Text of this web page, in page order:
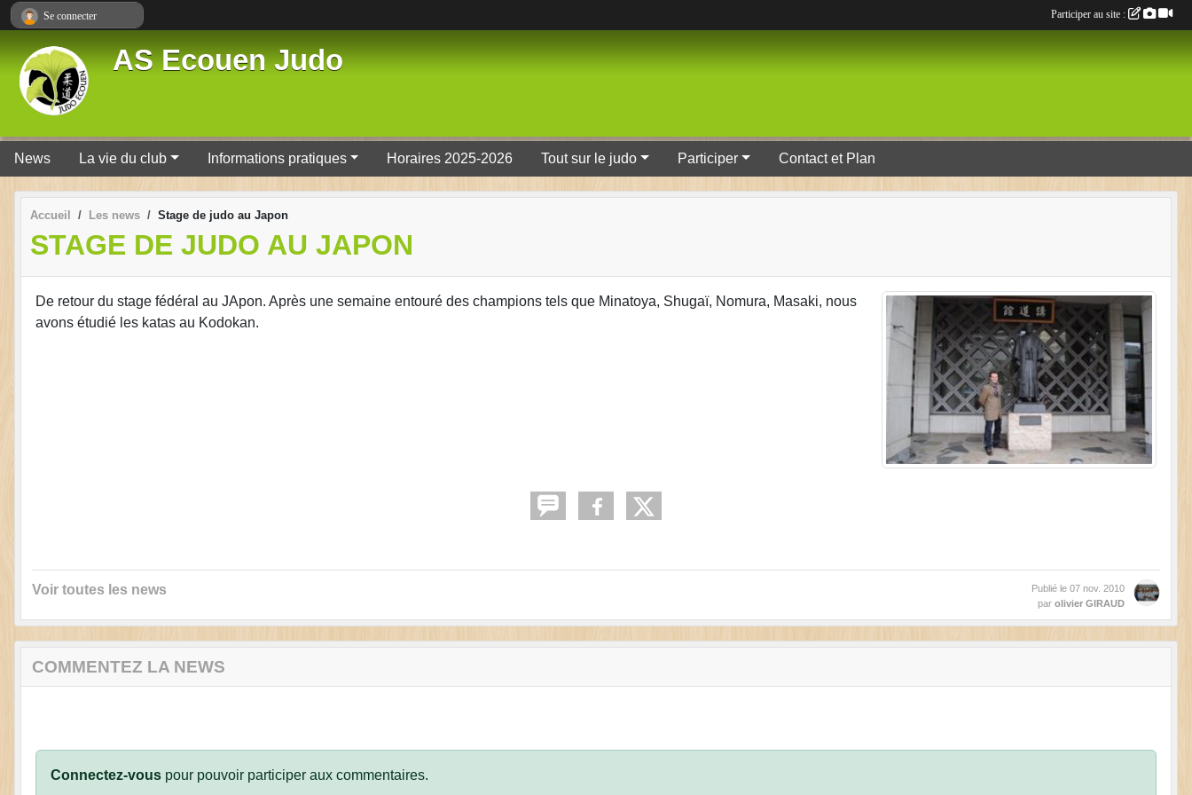
AS Ecouen Judo
News La vie du club Informations pratiques Horaires 2025-2026 Tout sur le judo Participer Contact et Plan
Accueil Les news Stage de judo au Japon
STAGE DE JUDO AU JAPON
De retour du stage fédéral au JApon. Après une semaine entouré des champions tels que Minatoya, Shugaï, Nomura, Masaki, nous
avons étudié les katas au Kodokan.
Voir toutes les news Publié le 07 nov. 2010
par olivier GIRAUD
COMMENTEZ LA NEWS
Connectez-vous pour pouvoir participer aux commentaires.
Se connecter Participer au site :
Panneau de gestion des cookies